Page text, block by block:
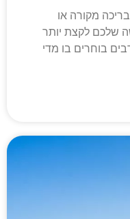
מקורה או
שלכם לקצת יותר
בוחרים בו מדי